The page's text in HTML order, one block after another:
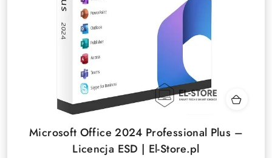
Microsoft Office 2024 Professional Plus –
Licencja ESD | El-Store.pl